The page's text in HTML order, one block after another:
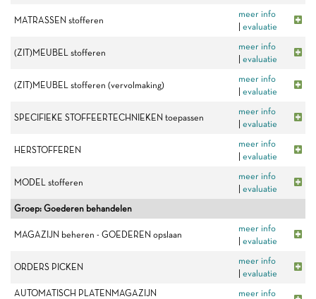
MATRASSEN stofferen
meer info
evaluatie
(ZIT)MEUBEL stofferen
meer info
evaluatie
(ZIT)MEUBEL stofferen (vervolmaking)
meer info
evaluatie
SPECIFIEKE STOFFEERTECHNIEKEN toepassen
meer info
evaluatie
HERSTOFFEREN
meer info
evaluatie
MODEL stofferen
meer info
evaluatie
Groep: Goederen behandelen
MAGAZIJN beheren - GOEDEREN opslaan
meer info
evaluatie
ORDERS PICKEN
meer info
evaluatie
AUTOMATISCH PLATENMAGAZIJN
meer info